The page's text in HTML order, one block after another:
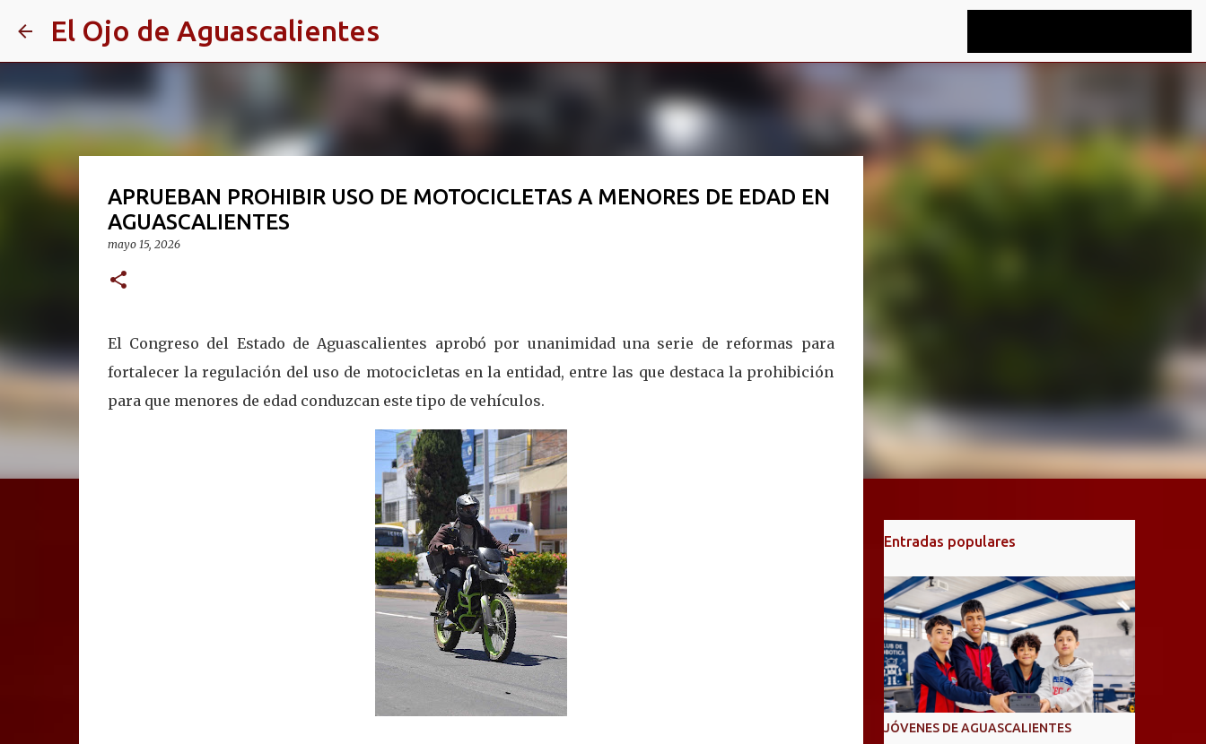
El Ojo de Aguascalientes
APRUEBAN PROHIBIR USO DE MOTOCICLETAS A MENORES DE EDAD EN
AGUASCALIENTES
mayo 15, 2026
El Congreso del Estado de Aguascalientes aprobó por unanimidad una serie de reformas para
fortalecer la regulación del uso de motocicletas en la entidad, entre las que destaca la prohibición
para que menores de edad conduzcan este tipo de vehículos.
Entradas populares
JÓVENES DE AGUASCALIENTES